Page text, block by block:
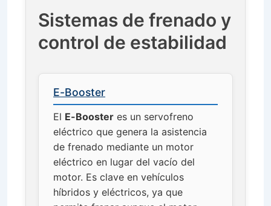
Sistemas de frenado y
control de estabilidad
E-Booster
El E-Booster es un servofreno
eléctrico que genera la asistencia
de frenado mediante un motor
eléctrico en lugar del vacío del
motor. Es clave en vehículos
híbridos y eléctricos, ya que